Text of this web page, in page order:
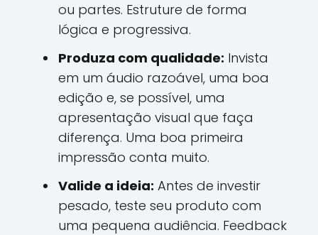
ou partes. Estruture de forma
lógica e progressiva.
Produza com qualidade: Invista
em um áudio razoável, uma boa
edição e, se possível, uma
apresentação visual que faça
diferença. Uma boa primeira
impressão conta muito.
Valide a ideia: Antes de investir
pesado, teste seu produto com
uma pequena audiência. Feedback